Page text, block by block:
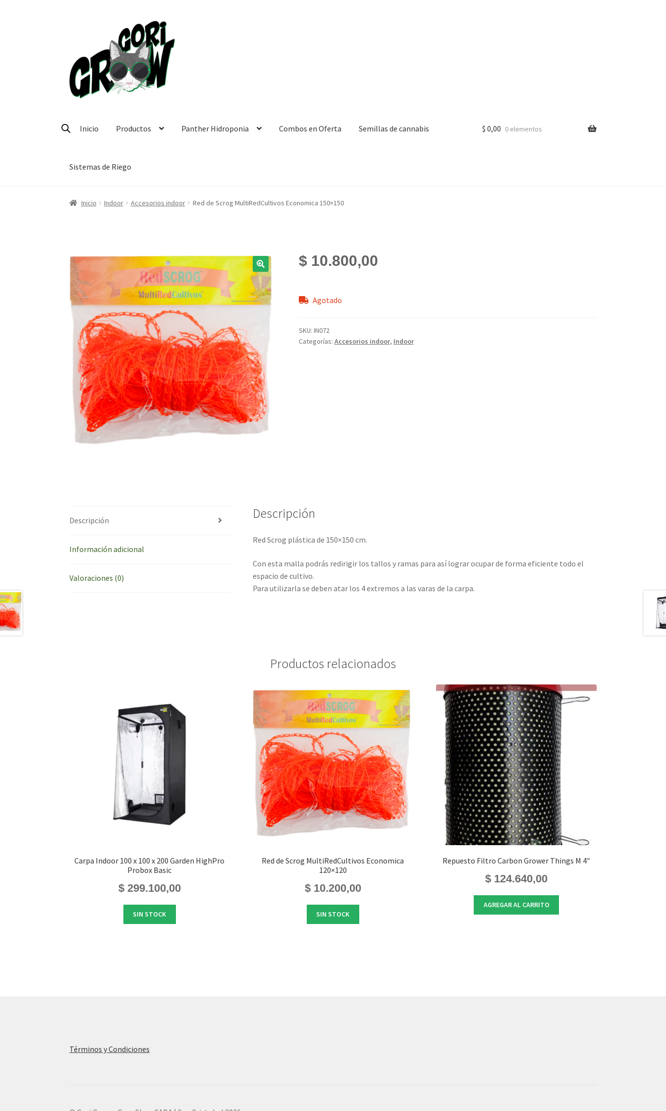
navegación
página
Inicio Productos Panther Hidroponia Combos en Oferta Semillas de cannabis
Sistemas de Riego
$ 0,00 0 elementos
Inicio Indoor Accesorios indoor Red de Scrog MultiRedCultivos Economica 150×150
$10.800,00
Agotado
SKU: IN072
Categorías: Accesorios indoor, Indoor
Descripción
Información adicional
Valoraciones (0)
Descripción
Red Scrog plástica de 150×150 cm.
Con esta malla podrás redirigir los tallos y ramas para así lograr ocupar de forma eficiente todo el
espacio de cultivo.
Para utilizarla se deben atar los 4 extremos a las varas de la carpa.
Productos relacionados
Carpa Indoor 100 x 100 x 200 Garden HighPro
Probox Basic
$299.100,00
SIN STOCK
Red de Scrog MultiRedCultivos Economica
120×120
$10.200,00
SIN STOCK
Repuesto Filtro Carbon Grower Things M 4″
$ 124.640,00
AGREGAR AL CARRITO
Términos y Condiciones